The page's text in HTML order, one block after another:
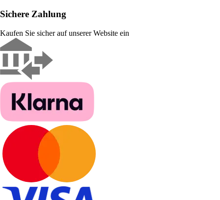
Sichere Zahlung
Kaufen Sie sicher auf unserer Website ein